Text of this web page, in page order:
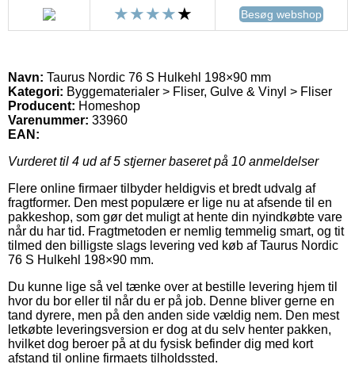
Besøg webshop
Navn: Taurus Nordic 76 S Hulkehl 198×90 mm
Kategori: Byggematerialer > Fliser, Gulve & Vinyl > Fliser
Producent: Homeshop
Varenummer: 33960
EAN:
Vurderet til 4 ud af 5 stjerner baseret på 10 anmeldelser
Flere online firmaer tilbyder heldigvis et bredt udvalg af
fragtformer. Den mest populære er lige nu at afsende til en
pakkeshop, som gør det muligt at hente din nyindkøbte vare
når du har tid. Fragtmetoden er nemlig temmelig smart, og tit
tilmed den billigste slags levering ved køb af Taurus Nordic
76 S Hulkehl 198×90 mm.
Du kunne lige så vel tænke over at bestille levering hjem til
hvor du bor eller til når du er på job. Denne bliver gerne en
tand dyrere, men på den anden side vældig nem. Den mest
letkøbte leveringsversion er dog at du selv henter pakken,
hvilket dog beroer på at du fysisk befinder dig med kort
afstand til online firmaets tilholdssted.